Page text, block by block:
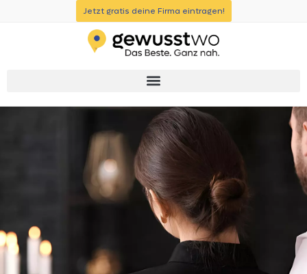
Jetzt gratis deine Firma eintragen!